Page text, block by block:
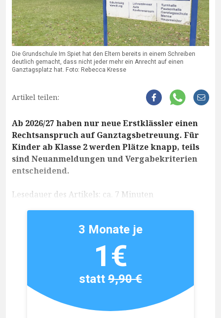
Die Grundschule Im Spiet hat den Eltern bereits in einem Schreiben
deutlich gemacht, dass nicht jeder mehr ein Anrecht auf einen
Ganztagsplatz hat. Foto: Rebecca Kresse
Artikel teilen:
Ab 2026/27 haben nur neue Erstklässler einen
Rechtsanspruch auf Ganztagsbetreuung. Für
Kinder ab Klasse 2 werden Plätze knapp, teils
sind Neuanmeldungen und Vergabekriterien
entscheidend.
Lesedauer des Artikels: ca. 7 Minuten
3 Monate je
1€
statt9,90 €